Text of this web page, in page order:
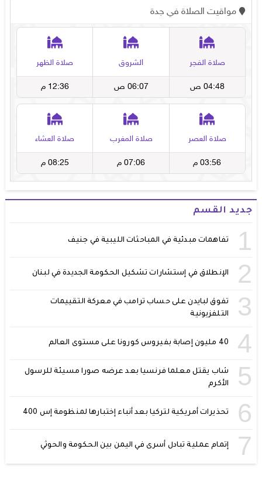
جديد القسم
1 تفاهمات مبدئية في المباحثات الليبية في جنيف
2 الإنطلاق في إستشارات تشكيل الحكومة الجديدة في لبنان
3
تفوق لبايدن على حساب ترامب في معركة التقييمات
التلفزيونية
4 40 مليون إصابة بفيروس كورونا على مستوى العالم
5
شاب يقتل معلما فرنسيا بعد عرضه صورا مسيئة للرسول
الأكرم
6 تحذيرات أمريكية لتركيا بعد أنباء إختبارها لمنظومة إس 400
7 إتمام عملية تبادل أسرى في اليمن بين الحكومة والحوثي